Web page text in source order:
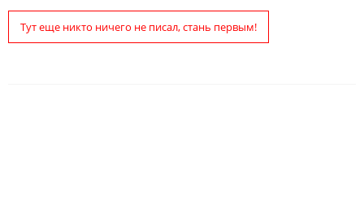
Тут еще никто ничего не писал, стань первым!